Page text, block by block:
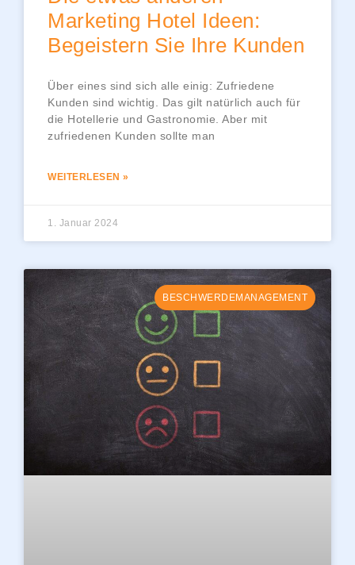
Marketing Hotel Ideen:
Begeistern Sie Ihre Kunden
Über eines sind sich alle einig: Zufriedene
Kunden sind wichtig. Das gilt natürlich auch für
die Hotellerie und Gastronomie. Aber mit
zufriedenen Kunden sollte man
WEITERLESEN »
1. Januar 2024
BESCHWERDEMANAGEMENT